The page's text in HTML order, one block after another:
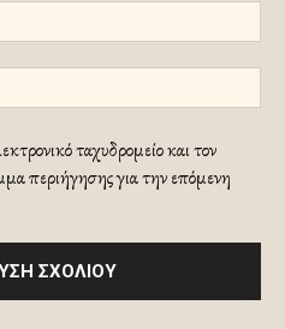
ταχυδρομείο και τον
περιήγησης για την επόμενη